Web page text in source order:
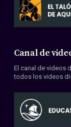
Canal de
El canal de videos
todos los videos